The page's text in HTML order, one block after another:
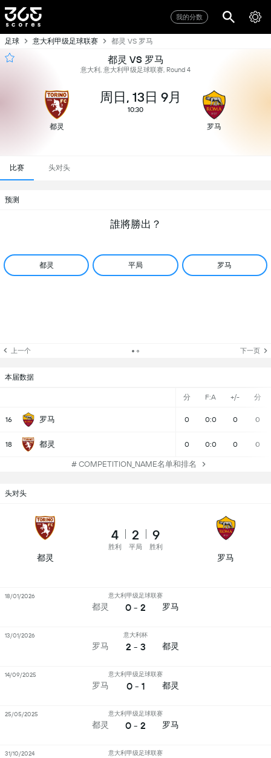
我的分数
足球 意大利甲级足球联赛 都灵 VS 罗马
都灵 VS 罗马
意大利, 意大利甲级足球联赛, Round 4
都灵
周日, 13日 9月
10:30
罗马
比赛 头对头
预测
誰將勝出？
都灵 平局 罗马
上一个 下一页
本届数据
分 F:A +/- 分
16 罗马 0 0:0 0 0
18 都灵 0 0:0 0 0
# COMPETITION_NAME名单和排名
头对头
都灵
4
胜利
2
平局
9
胜利
罗马
都灵
意大利甲级足球联赛
0 - 2 罗马
18/01/2026
罗马
意大利杯
2 - 3 都灵
13/01/2026
罗马
意大利甲级足球联赛
0 - 1 都灵
14/09/2025
都灵
意大利甲级足球联赛
0 - 2 罗马
25/05/2025
意大利甲级足球联赛
31/10/2024